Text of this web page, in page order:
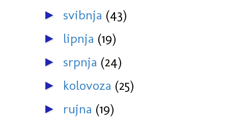
► svibnja (43)
► lipnja (19)
► srpnja (24)
► kolovoza (25)
► rujna (19)